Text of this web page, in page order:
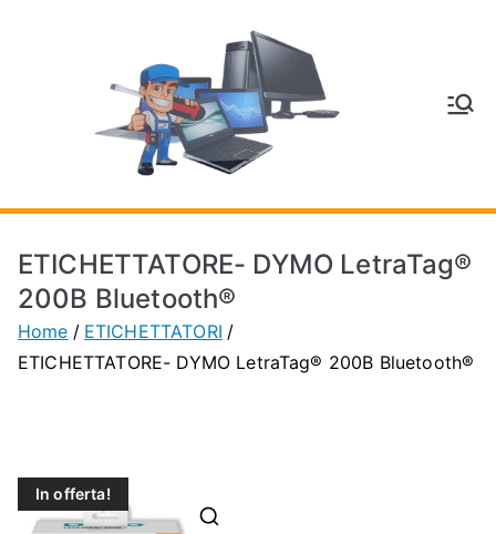
V
C
P
Inform
Telefo
Vignol
ETICHETTATORE- DYMO LetraTag®
200B Bluetooth®
Home
ETICHETTATORI
ETICHETTATORE- DYMO LetraTag® 200B Bluetooth®
In offerta!